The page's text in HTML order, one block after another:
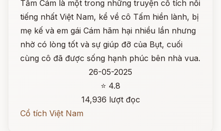
Tấm Cám là một trong những truyện cổ tích nổi
tiếng nhất Việt Nam, kể về cô Tấm hiền lành, bị
mẹ kế và em gái Cám hãm hại nhiều lần nhưng
nhờ có lòng tốt và sự giúp đỡ của Bụt, cuối
cùng cô đã được sống hạnh phúc bên nhà vua.
26-05-2025
⭐ 4.8
14,936 lượt đọc
Cổ tích Việt Nam